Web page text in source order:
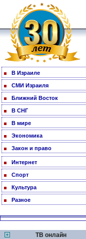
В Израиле
СМИ Израиля
Ближний Восток
В СНГ
В мире
Экономика
Закон и право
Интернет
Спорт
Культура
Разное
ТВ онлайн